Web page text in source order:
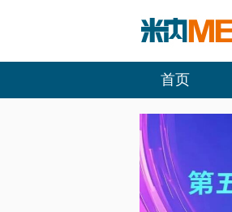
首页